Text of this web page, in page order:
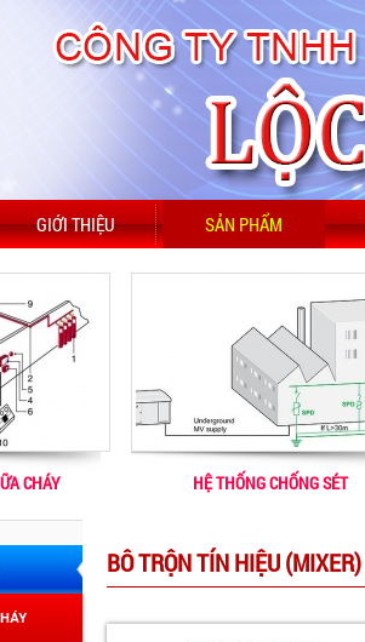
GIỚI THIỆU SẢN PHẨM
CHÁY HỆ THỐNG CHỐNG SÉT
BÔ TRỘN TÍN HIỆU (MIXER)